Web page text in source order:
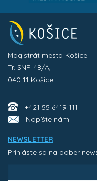
Magistrát mesta Košice
Tr. SNP 48/A,
040 11 Košice
+421 55 6419 111
Napíšte nám
NEWSLETTER
Prihláste sa na odber